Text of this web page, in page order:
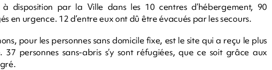
disposition par la Ville dans les 10 centres d’hébergement, 90
en urgence. 12 d’entre eux ont dû être évacués par les secours.
pour les personnes sans domicile fixe, est le site qui a reçu le plus
37 personnes sans-abris s’y sont réfugiées, que ce soit grâce aux